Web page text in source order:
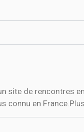
site de rencontres
connu en